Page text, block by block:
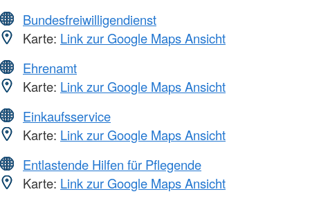
Bundesfreiwilligendienst
Karte: Link zur Google Maps Ansicht
Ehrenamt
Karte: Link zur Google Maps Ansicht
Einkaufsservice
Karte: Link zur Google Maps Ansicht
Entlastende Hilfen für Pflegende
Karte: Link zur Google Maps Ansicht